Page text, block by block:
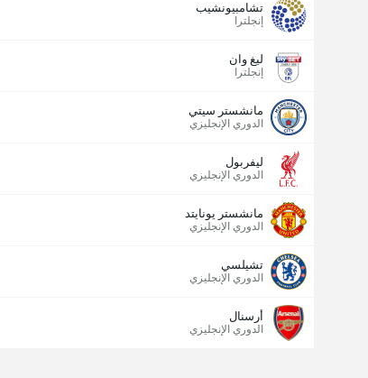
تشامبيونشيب
إنجلترا
ليغ وان
إنجلترا
مانشستر سيتي
الدوري الإنجليزي
ليفربول
الدوري الإنجليزي
مانشستر يونايتد
الدوري الإنجليزي
تشيلسي
الدوري الإنجليزي
أرسنال
الدوري الإنجليزي